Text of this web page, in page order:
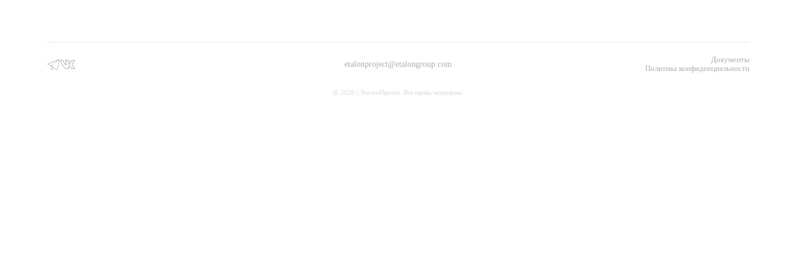
etalonproject@etalongroup.com
Документы
Политика конфиденциальности
@ 2026 | ЭталонПроект. Все права защищены.